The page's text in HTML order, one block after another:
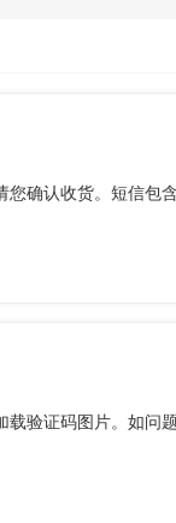
确认收货。短信包
验证码图片。如问